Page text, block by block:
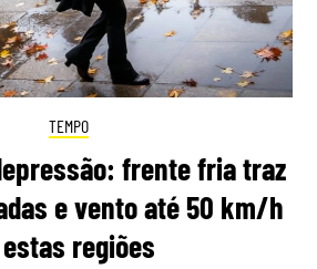
TEMPO
frente fria traz
e vento até 50 km/h
regiões